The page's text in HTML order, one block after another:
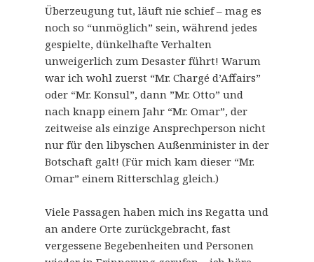
Überzeugung tut, läuft nie schief – mag es
noch so “unmöglich” sein, während jedes
gespielte, dünkelhafte Verhalten
unweigerlich zum Desaster führt! Warum
war ich wohl zuerst “Mr. Chargé d’Affairs”
oder “Mr. Konsul”, dann ”Mr. Otto” und
nach knapp einem Jahr “Mr. Omar”, der
zeitweise als einzige Ansprechperson nicht
nur für den libyschen Außenminister in der
Botschaft galt! (Für mich kam dieser “Mr.
Omar” einem Ritterschlag gleich.)
Viele Passagen haben mich ins Regatta und
an andere Orte zurückgebracht, fast
vergessene Begebenheiten und Personen